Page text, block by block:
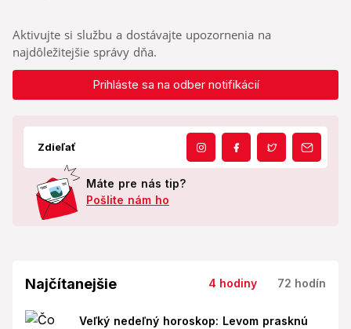
Aktivujte si službu a dostávajte upozornenia na
najdôležitejšie správy dňa.
Prihláste sa na odber notifikácií
Zdieľať
Máte pre nás tip?
Pošlite nám ho
Najčítanejšie 4 hodiny 72 hodín
Veľký nedeľný horoskop: Levom prasknú